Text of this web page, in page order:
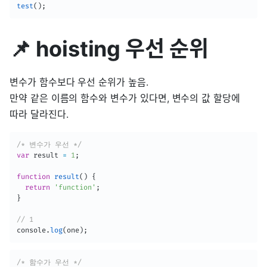
test( ) ;
📌 hoisting 우선 순위
변수가 함수보다 우선 순위가 높음.
만약 같은 이름의 함수와 변수가 있다면, 변수의 값 할당에
따라 달라진다.
/* 변수가 우선 */
var result = 1;
function result( )
{
return
'function' ;
}
// 1
console.log( one) ;
/* 함수가 우선 */